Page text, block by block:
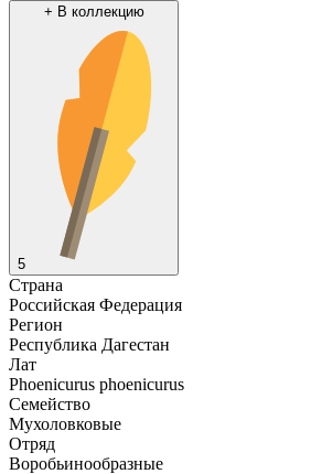
+ В коллекцию
5
Страна
Российская Федерация
Регион
Республика Дагестан
Лат
Phoenicurus phoenicurus
Семейство
Мухоловковые
Отряд
Воробьинообразные